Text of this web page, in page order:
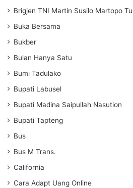
Brigjen TNI Martin Susilo Martopo
Buka Bersama
Bukber
Bulan Hanya Satu
Bumi Tadulako
Bupati Labusel
Bupati Madina Saipullah Nasution
Bupati Tapteng
Bus
Bus M Trans.
California
Cara Adapt Uang Online